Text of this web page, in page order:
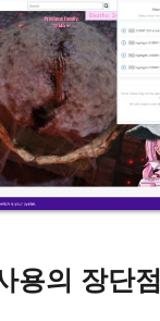
용의 장단점